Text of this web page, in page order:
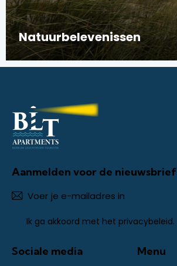
Culturele ontdekkingen
Aanmelden voor de nieuwsbrief
Ik ga akkoord met het privacybeleid.
Sociale media
Menu